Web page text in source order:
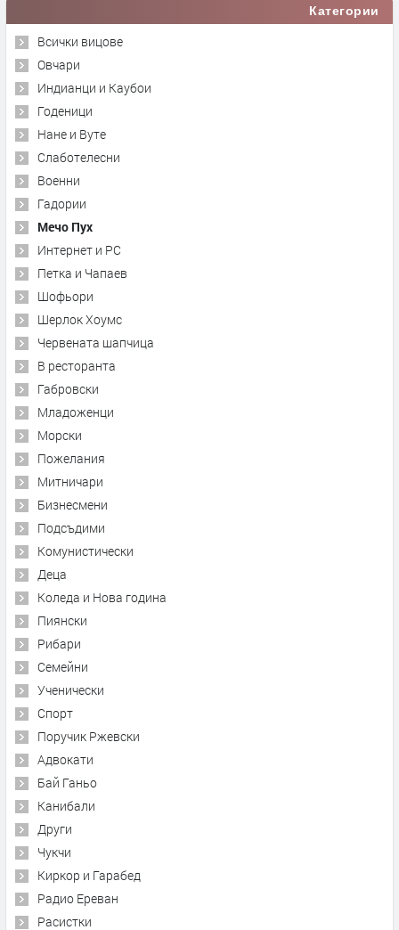
Категории
Всички вицове
Овчари
Индианци и Каубои
Годеници
Нане и Вуте
Слаботелесни
Военни
Гадории
Мечо Пух
Интернет и PC
Петка и Чапаев
Шофьори
Шерлок Хоумс
Червената шапчица
В ресторанта
Габровски
Младоженци
Морски
Пожелания
Митничари
Бизнесмени
Подсъдими
Комунистически
Деца
Коледа и Нова година
Пиянски
Рибари
Семейни
Ученически
Спорт
Поручик Ржевски
Адвокати
Бай Ганьо
Канибали
Други
Чукчи
Киркор и Гарабед
Радио Ереван
Расистки